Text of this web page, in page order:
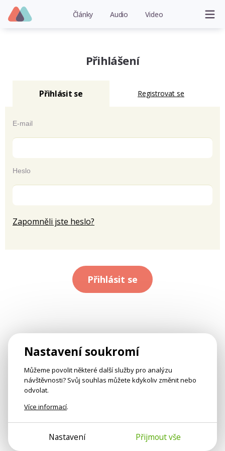
Články Audio Video
Přihlášení
Přihlásit se Registrovat se
E-mail
Heslo
Zapomněli jste heslo?
Přihlásit se
Nastavení soukromí
Můžeme povolit některé další služby pro analýzu
návštěvnosti? Svůj souhlas můžete kdykoliv změnit nebo
odvolat.
Více informací.
Nastavení Přijmout vše